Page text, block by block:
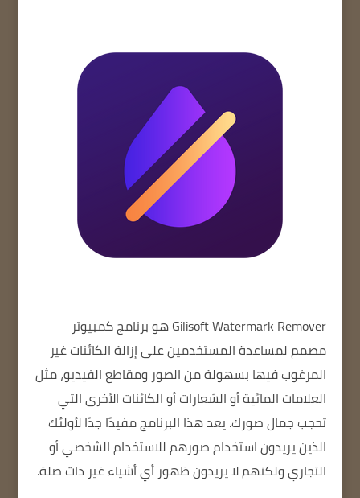
Gilisoft Watermark Removerهو برنامج كمبيوتر
مصمم لمساعدة المستخدمين على إزالة الكائنات غير
المرغوب فيها بسهولة من الصور ومقاطع الفيديو، مثل
العلامات المائية أو الشعارات أو الكائنات الأخرى التي
تحجب جمال صورك. يعد هذا البرنامج مفيدًا جدًا لأولئك
الذين يريدون استخدام صورهم للاستخدام الشخصي أو
التجاري ولكنهم لا يريدون ظهور أي أشياء غير ذات صلة.